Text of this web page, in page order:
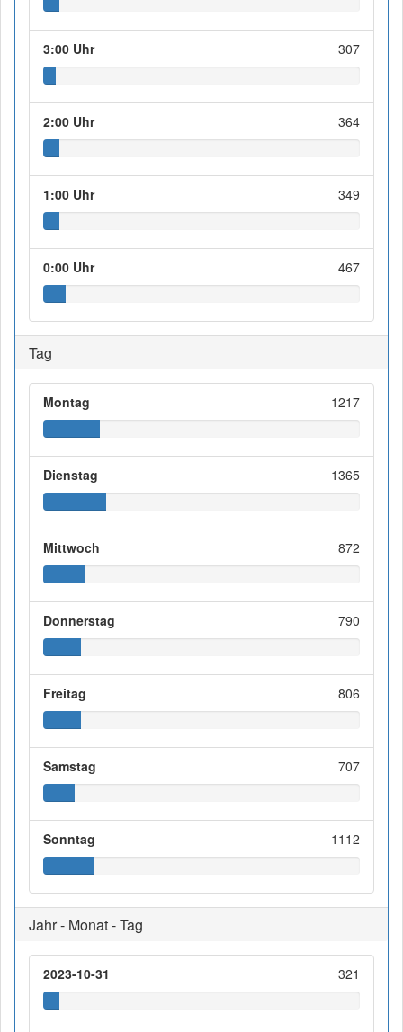
3:00 Uhr 307
2:00 Uhr 364
1:00 Uhr 349
0:00 Uhr 467
Tag
Montag 1217
Dienstag 1365
Mittwoch 872
Donnerstag 790
Freitag 806
Samstag 707
Sonntag 1112
Jahr - Monat - Tag
2023-10-31 321